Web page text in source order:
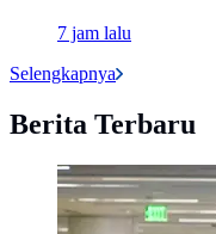
7 jam lalu
Selengkapnya
Berita Terbaru